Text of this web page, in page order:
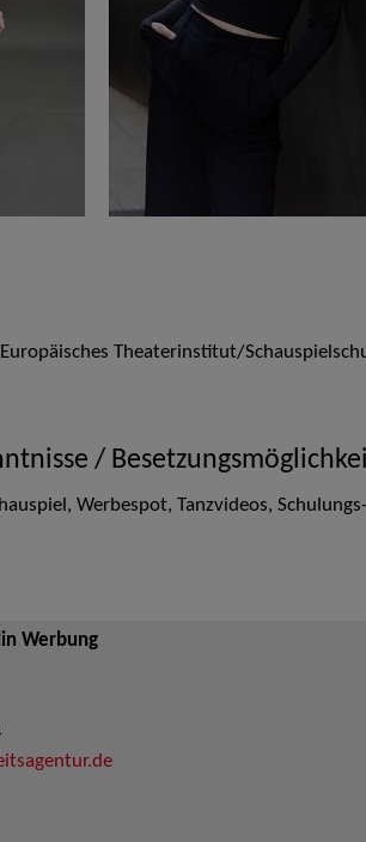
Theaterinstitut/
/
Werbespot, Tanzvideos,
Werbung